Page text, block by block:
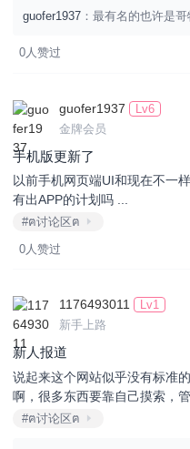
guofer1937 ：最有名的也许是
0人赞过
guofer1937
Lv6
金牌会员
手机版更新了
以前手机网页端UI和现在不一
有出APP的计划吗 ...
#ฅ讨论区ฅ
0人赞过
1176493011
Lv1
新手上路
新人报道
说起来这个网站似乎没有标准
啊，很多东西要靠自己摸索，管
#ฅ讨论区ฅ